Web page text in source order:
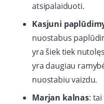
atsipalaiduoti.
Kasjuni
nuostabus
yra šiek tiek
yra daugiau
nuostabiu vaizdu.
Marjan kalnas: